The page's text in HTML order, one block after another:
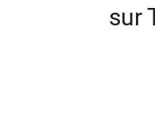
sur